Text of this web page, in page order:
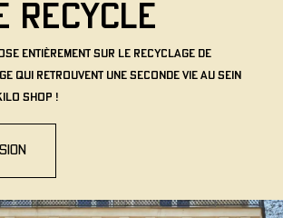
RECYCLE
entièrement sur le recyclage de
qui retrouvent une seconde vie au sein
Shop !